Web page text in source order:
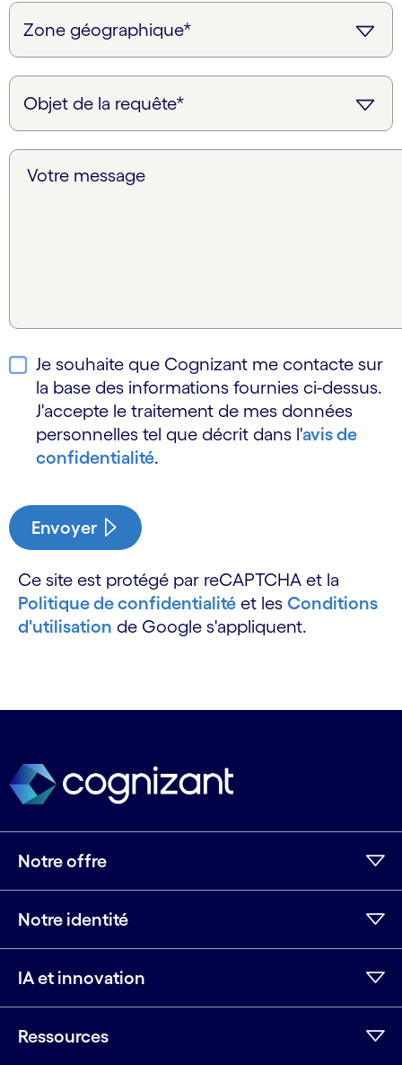
Votre message
Je souhaite que Cognizant me contacte sur
la base des informations fournies ci-dessus.
J'accepte le traitement de mes données
personnelles tel que décrit dans l'avis de
confidentialité.
Envoyer
Ce site est protégé par reCAPTCHA et la
Politique de confidentialité et les Conditions
d'utilisation de Google s'appliquent.
Notre offre
Notre identité
IA et innovation
Ressources